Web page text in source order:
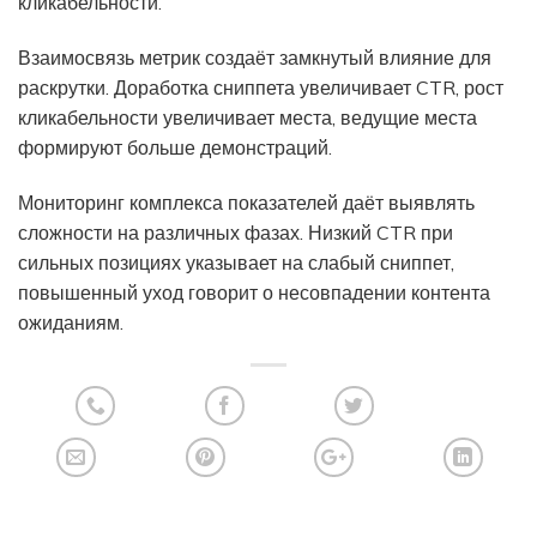
Взаимосвязь метрик создаёт замкнутый влияние для
раскрутки. Доработка сниппета увеличивает CTR, рост
кликабельности увеличивает места, ведущие места
формируют больше демонстраций.
Мониторинг комплекса показателей даёт выявлять
сложности на различных фазах. Низкий CTR при
сильных позициях указывает на слабый сниппет,
повышенный уход говорит о несовпадении контента
ожиданиям.